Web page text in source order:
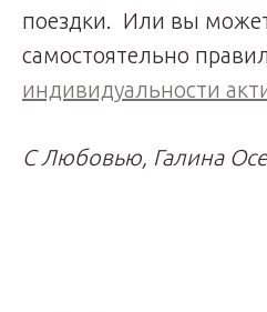
поездки. Или вы
самостоятельно
индивидуальности
С Любовью, Галина